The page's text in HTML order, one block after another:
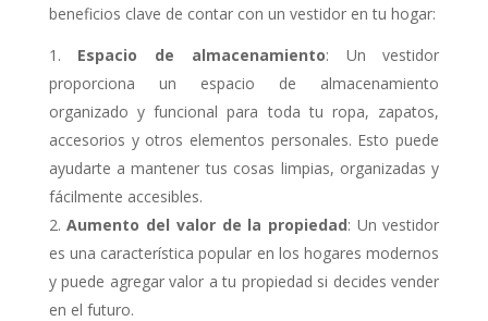
beneficios clave de contar con un vestidor en tu hogar:
Espacio de almacenamiento: Un vestidor
proporciona un espacio de almacenamiento
organizado y funcional para toda tu ropa, zapatos,
accesorios y otros elementos personales. Esto puede
ayudarte a mantener tus cosas limpias, organizadas y
fácilmente accesibles.
Aumento del valor de la propiedad: Un vestidor
es una característica popular en los hogares modernos
y puede agregar valor a tu propiedad si decides vender
en el futuro.